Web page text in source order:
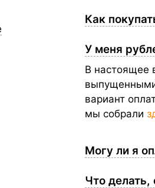
Как
У меня
В настоящее
вариант
мы собрали
Могу ли я
Что делать,